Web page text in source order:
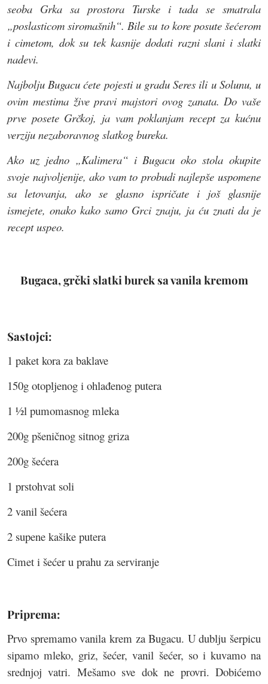
seoba Grka sa prostora Turske i tada se smatrala
„poslasticom siromašnih“. Bile su to kore posute šećerom
i cimetom, dok su tek kasnije dodati razni slani i slatki
nadevi.
Najbolju Bugacu ćete pojesti u gradu Seres ili u Solunu, u
ovim mestima žive pravi majstori ovog zanata. Do vaše
prve posete Grčkoj, ja vam poklanjam recept za kućnu
verziju nezaboravnog slatkog bureka.
Ako uz jedno „Kalimera“ i Bugacu oko stola okupite
svoje najvoljenije, ako vam to probudi najlepše uspomene
sa letovanja, ako se glasno ispričate i još glasnije
ismejete, onako kako samo Grci znaju, ja ću znati da je
recept uspeo.
Bugaca, grčki slatki burek sa vanila kremom
Sastojci:
1 paket kora za baklave
150g otopljenog i ohlađenog putera
1 ½l pumomasnog mleka
200g pšeničnog sitnog griza
200g šećera
1 prstohvat soli
2 vanil šećera
2 supene kašike putera
Cimet i šećer u prahu za serviranje
Priprema:
Prvo spremamo vanila krem za Bugacu. U dublju šerpicu
sipamo mleko, griz, šećer, vanil šećer, so i kuvamo na
srednjoj vatri. Mešamo sve dok ne provri. Dobićemo